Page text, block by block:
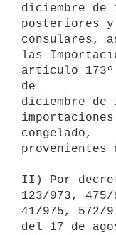
diciembre de
posteriores y
consulares,
las
artículo
de
diciembre de
congelado,
provenientes
II) Por
123/973,
41/975, 572/
del 17 de